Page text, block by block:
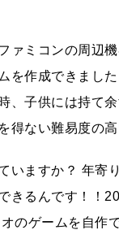
ァミコンの周辺
を作成できまし
、子供には持て
得ない難易度の高
いますか？ 年寄
きるんです！！
のゲームを自作